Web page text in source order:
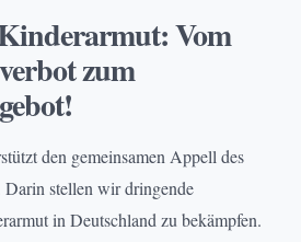
Vom
zum
den gemeinsamen Appell des
stellen wir dringende
in Deutschland zu bekämpfen.